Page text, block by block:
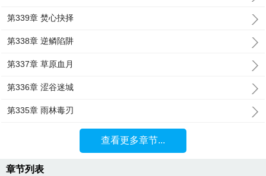
第339章 焚心抉择
第338章 逆鳞陷阱
第337章 草原血月
第336章 涩谷迷城
第335章 雨林毒刃
查看更多章节...
章节列表